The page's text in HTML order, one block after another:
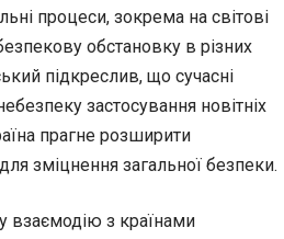
процеси, зокрема на світові
обстановку в різних
підкреслив, що сучасні
застосування новітніх
прагне розширити
зміцнення загальної безпеки.
з країнами